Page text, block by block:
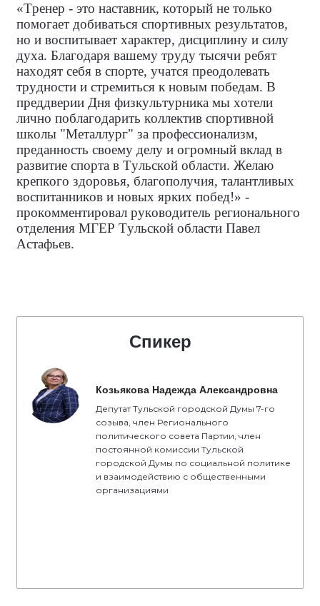
«Тренер - это наставник, который не только
помогает добиваться спортивных результатов,
но и воспитывает характер, дисциплину и силу
духа. Благодаря вашему труду тысячи ребят
находят себя в спорте, учатся преодолевать
трудности и стремиться к новым победам. В
преддверии Дня физкультурника мы хотели
лично поблагодарить коллектив спортивной
школы "Металлург" за профессионализм,
преданность своему делу и огромный вклад в
развитие спорта в Тульской области. Желаю
крепкого здоровья, благополучия, талантливых
воспитанников и новых ярких побед!» -
прокомментировал руководитель регионального
отделения МГЕР Тульской области Павел
Астафьев.
Спикер
Козьякова Надежда Александровна
Депутат Тульской городской Думы 7-го
созыва, член Регионального
политического совета Партии, член
постоянной комиссии Тульской
городской Думы по социальной политике
и взаимодействию с общественными
организациями